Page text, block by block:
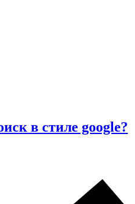
в стиле google?